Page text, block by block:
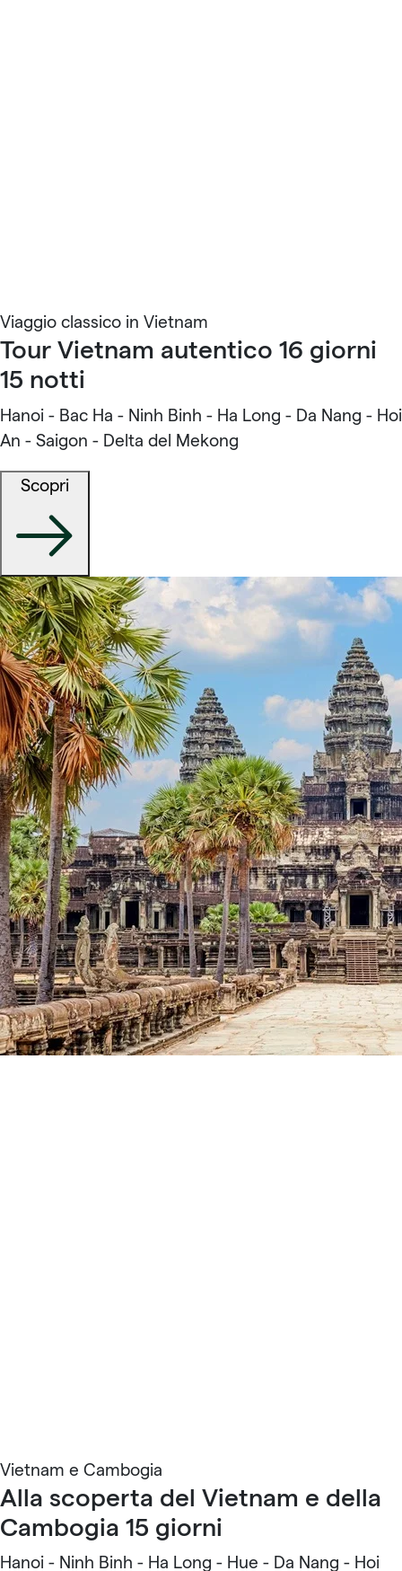
Viaggio classico in Vietnam
Tour Vietnam autentico 16 giorni
15 notti
Hanoi - Bac Ha - Ninh Binh - Ha Long - Da Nang - Hoi
An - Saigon - Delta del Mekong
Scopri
Vietnam e Cambogia
Alla scoperta del Vietnam e della
Cambogia 15 giorni
Hanoi - Ninh Binh - Ha Long - Hue - Da Nang - Hoi